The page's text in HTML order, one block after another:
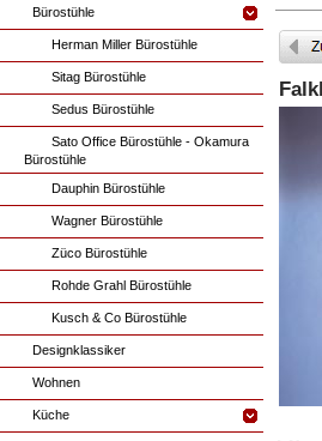
Bürostühle
Herman Miller Bürostühle
Sitag Bürostühle
Sedus Bürostühle
Sato Office Bürostühle - Okamura
Bürostühle
Dauphin Bürostühle
Wagner Bürostühle
Züco Bürostühle
Rohde Grahl Bürostühle
Kusch & Co Bürostühle
Designklassiker
Wohnen
Küche